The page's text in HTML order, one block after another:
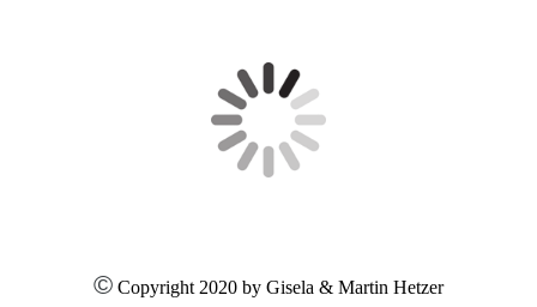
© Copyright 2020 by Gisela & Martin Hetzer